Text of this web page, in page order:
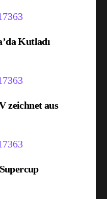
Kutladı
zeichnet aus